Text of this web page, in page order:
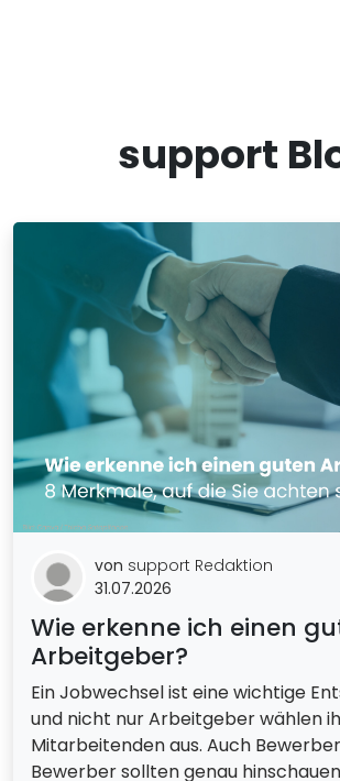
support
von support Redaktion
31.07.2026
Wie erkenne ich einen
Arbeitgeber?
Ein Jobwechsel ist eine wichtige
und nicht nur Arbeitgeber wählen
Mitarbeitenden aus. Auch
Bewerber sollten genau